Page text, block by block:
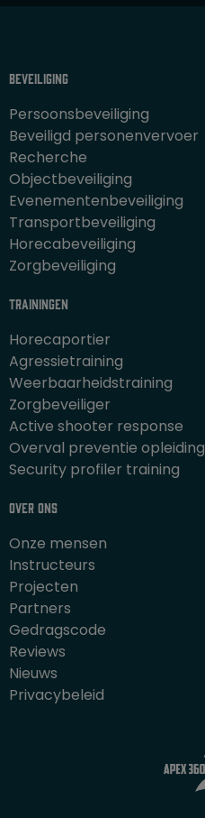
Beveiliging
Persoonsbeveiliging
Beveiligd personenvervoer
Recherche
Objectbeveiliging
Evenementenbeveiliging
Transportbeveiliging
Horecabeveiliging
Zorgbeveiliging
Trainingen
Horecaportier
Agressietraining
Weerbaarheidstraining
Zorgbeveiliger
Active shooter response
Overval preventie opleiding
Security profiler training
Over ons
Onze mensen
Instructeurs
Projecten
Partners
Gedragscode
Reviews
Nieuws
Privacybeleid